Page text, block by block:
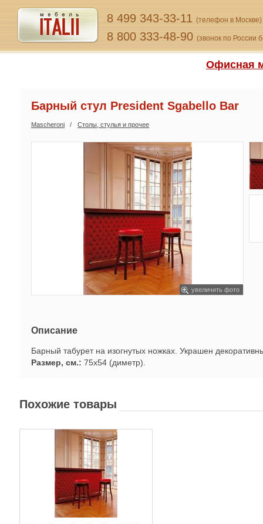
8 499 343-33-11 (телефон в Москве)
8 800 333-48-90 (звонок по России
Офисная
Барный стул President Sgabello Bar
Mascheroni Столы, стулья и прочее
увеличить фото
Описание
Барный табурет на изогнутых ножках. Украшен
Размер, см.: 75x54 (диметр).
Похожие товары